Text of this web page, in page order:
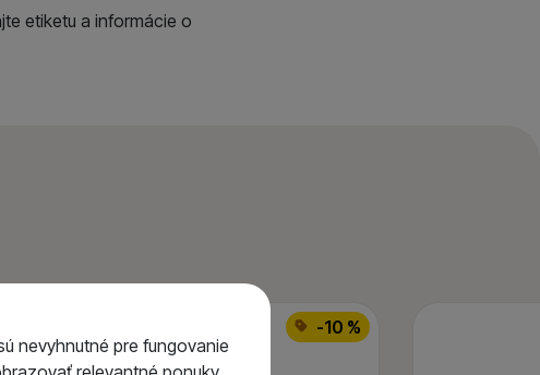
nevyhnutné pre fungovanie
etiketu a informácie o
-10 %